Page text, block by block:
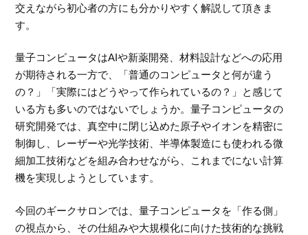
交えながら初心者の方にも分かりやすく解説して頂きま
す。
量子コンピュータはAIや新薬開発、材料設計などへの応用
が期待される一方で、「普通のコンピュータと何が違う
の？」「実際にはどうやって作られているの？」と感じて
いる方も多いのではないでしょうか。量子コンピュータの
研究開発では、真空中に閉じ込めた原子やイオンを精密に
制御し、レーザーや光学技術、半導体製造にも使われる微
細加工技術などを組み合わせながら、これまでにない計算
機を実現しようとしています。
今回のギークサロンでは、量子コンピュータを「作る側」
の視点から、その仕組みや大規模化に向けた技術的な挑戦